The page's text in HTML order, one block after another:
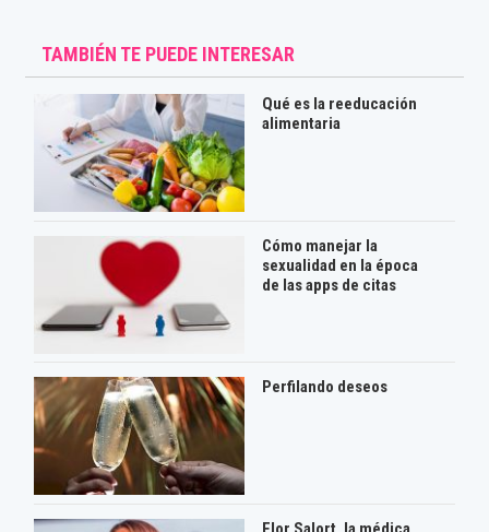
TAMBIÉN TE PUEDE INTERESAR
Qué es la reeducación
alimentaria
Cómo manejar la
sexualidad en la época
de las apps de citas
Perfilando deseos